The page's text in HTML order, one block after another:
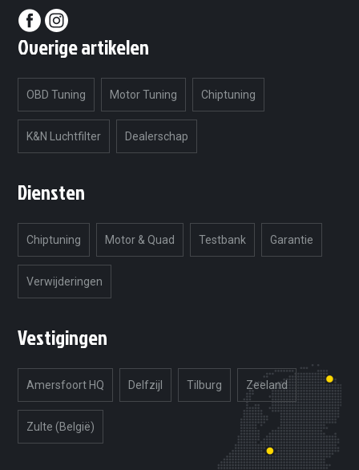
Overige artikelen
OBD Tuning Motor Tuning Chiptuning
K&N Luchtfilter Dealerschap
Diensten
Chiptuning Motor & Quad Testbank Garantie
Verwijderingen
Vestigingen
Amersfoort HQ Delfzijl Tilburg Zeeland
Zulte (België)